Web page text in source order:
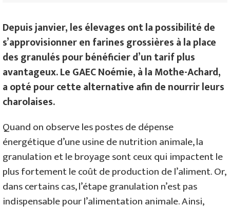
Depuis janvier, les élevages ont la possibilité de
s’approvisionner en farines grossières à la place
des granulés pour bénéficier d’un tarif plus
avantageux. Le GAEC Noémie, à la Mothe-Achard,
a opté pour cette alternative afin de nourrir leurs
charolaises.
Quand on observe les postes de dépense
énergétique d’une usine de nutrition animale, la
granulation et le broyage sont ceux qui impactent le
plus fortement le coût de production de l’aliment. Or,
dans certains cas, l’étape granulation n’est pas
indispensable pour l’alimentation animale. Ainsi,